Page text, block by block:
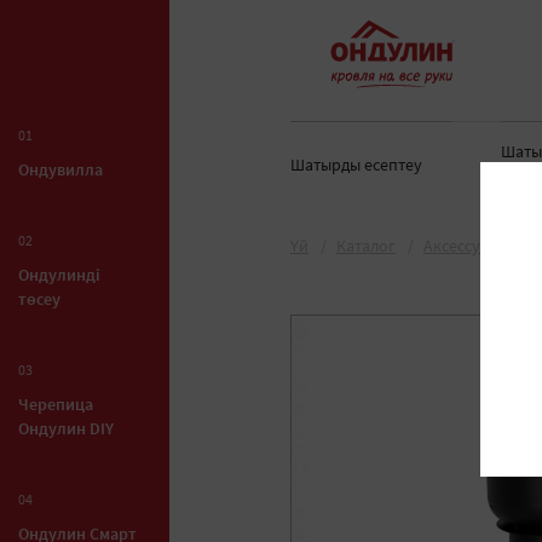
01
Ондувилла
02
Ондулинді
төсеу
03
Черепица
Ондулин DIY
04
Ондулин Смарт
Шатырды есептеу